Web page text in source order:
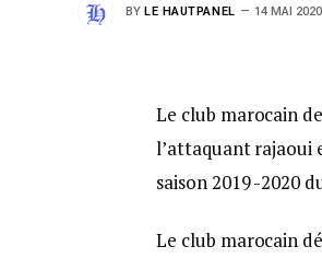
BY LE HAUTPANEL 14 MAI 2020
Le club marocain
l’attaquant rajaoui
saison 2019 -2020
Le club marocain